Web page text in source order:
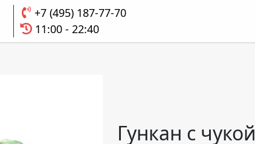
+7 (495) 187-77-70
11:00 - 22:40
Гункан с чукой